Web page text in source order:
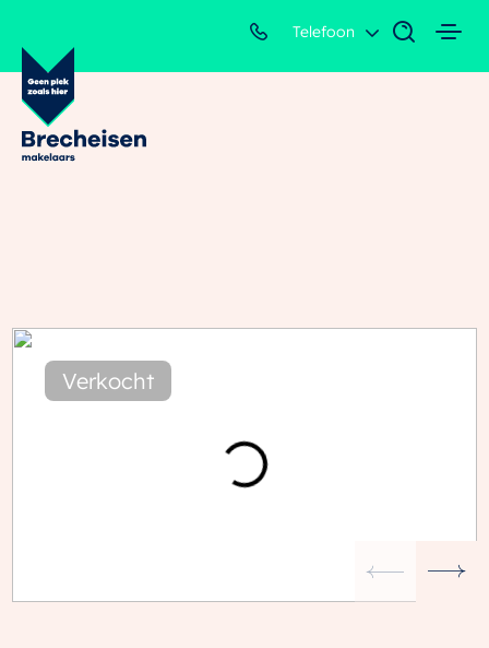
Telefoon
Verkocht